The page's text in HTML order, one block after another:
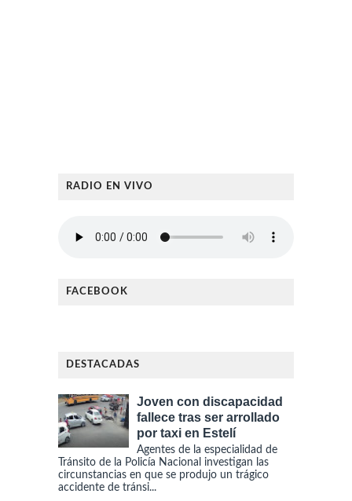
RADIO EN VIVO
FACEBOOK
DESTACADAS
Joven con discapacidad
fallece tras ser arrollado
por taxi en Estelí
Agentes de la especialidad de
Tránsito de la Policía Nacional investigan las
circunstancias en que se produjo un trágico
accidente de tránsi...